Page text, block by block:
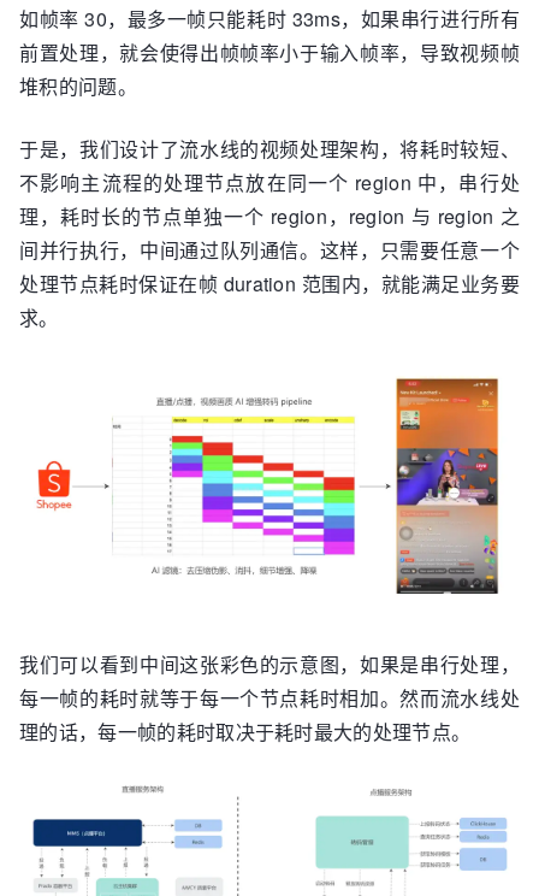
如帧率 30，最多一帧只能耗时 33ms，如果串行进行所有
前置处理，就会使得出帧帧率小于输入帧率，导致视频帧
堆积的问题。
于是，我们设计了流水线的视频处理架构，将耗时较短、
不影响主流程的处理节点放在同一个 region 中，串行处
理，耗时长的节点单独一个 region，region 与 region 之
间并行执行，中间通过队列通信。这样，只需要任意一个
处理节点耗时保证在帧 duration 范围内，就能满足业务要
求。
我们可以看到中间这张彩色的示意图，如果是串行处理，
每一帧的耗时就等于每一个节点耗时相加。然而流水线处
理的话，每一帧的耗时取决于耗时最大的处理节点。